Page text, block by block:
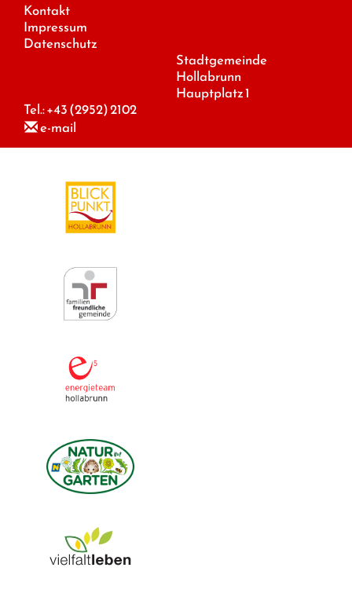
Kontakt
Impressum
Datenschutz
Stadtgemeinde
Hollabrunn
Hauptplatz 1
Tel.:+43 (2952) 2102
e-mail